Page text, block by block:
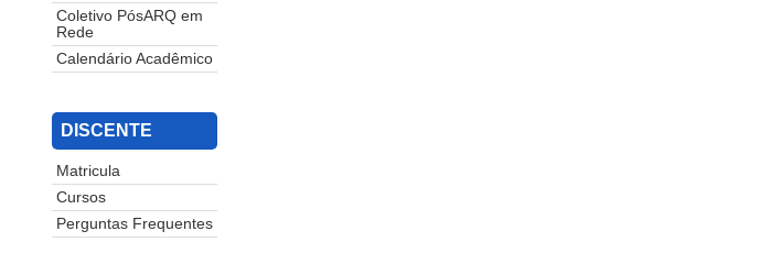
Coletivo PósARQ em
Rede
Calendário Acadêmico
DISCENTE
Matricula
Cursos
Perguntas Frequentes